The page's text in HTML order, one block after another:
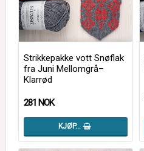
Strikkepakke vott Snøflak
fra Juni Mellomgrå–
Klarrød
281 NOK
KJØP…